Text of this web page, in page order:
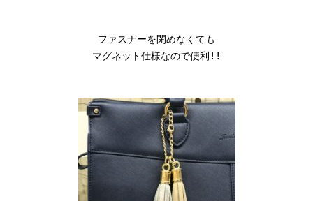
ファスナーを閉めなくても
マグネット仕様なので便利!!